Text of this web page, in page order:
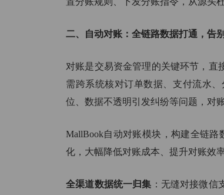
二、自动对账：全链路数据打通，告
对账是交易资金管理的关键环节，直
需跨系统核对订单数据、支付流水
位、数据不透明引发纠纷等问题，对
MallBook自动对账模块，构建全链
化，大幅降低对账成本、提升对账效率
全渠道数据统一归集 ：无缝对接微